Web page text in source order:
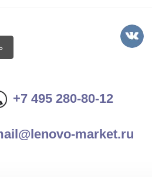
+7 495 280-80-12
market.ru